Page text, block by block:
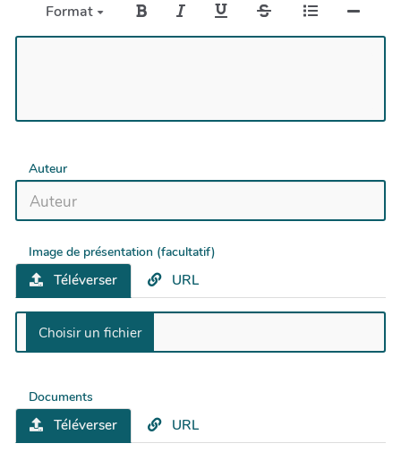
Format
Auteur
Image de présentation (facultatif)
Téléverser URL
Documents
Téléverser URL